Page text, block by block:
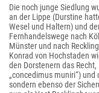
Die noch junge Siedlung
an der Lippe (Durstine
Wesel und Haltern) und
Fernhandelswege nach
Münster und nach
Konrad von Hochstaden
den Dorstenern das
„concedimus muniri“)
sondern ebenso der